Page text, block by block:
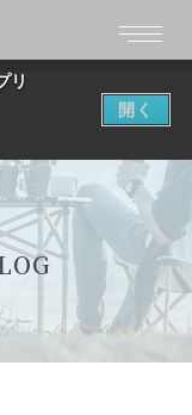
リ
開く